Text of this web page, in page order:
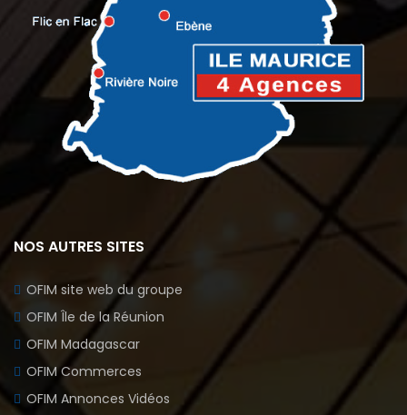
NOS AUTRES SITES
OFIM site web du groupe
OFIM Île de la Réunion
OFIM Madagascar
OFIM Commerces
OFIM Annonces Vidéos